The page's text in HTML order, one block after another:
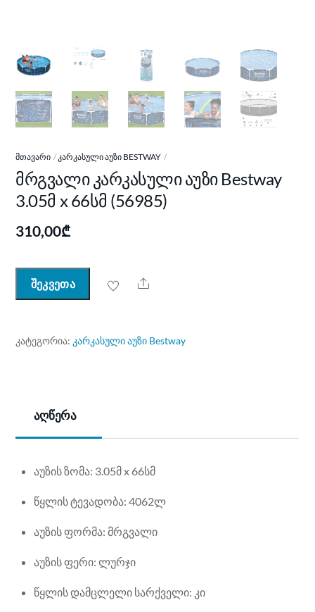
ᲛᲗᲐᲕᲐᲠᲘ ᲙᲐᲠᲙᲐᲡᲣᲚᲘ ᲐᲣᲖᲘ BESTWAY
მრგვალი კარკასული აუზი Bestway
3.05მ x 66სმ (56985)
310,00₾
შეკვეთა Share
ᲙᲐᲢᲔᲒᲝᲠᲘᲐ: კარკასული აუზი Bestway
აღწერა
აუზის ზომა: 3.05მ x 66სმ
წყლის ტევადობა: 4062ლ
აუზის ფორმა: მრგვალი
აუზის ფერი: ლურჯი
წყლის დამცლელი სარქველი: კი